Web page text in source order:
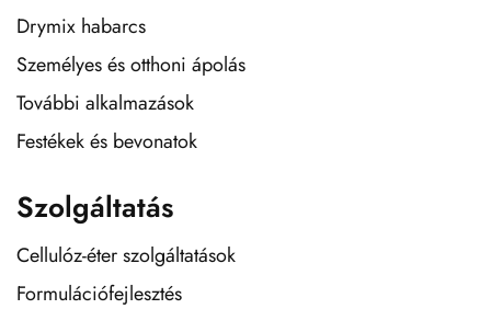
Drymix habarcs
Személyes és otthoni ápolás
További alkalmazások
Festékek és bevonatok
Szolgáltatás
Cellulóz-éter szolgáltatások
Formulációfejlesztés